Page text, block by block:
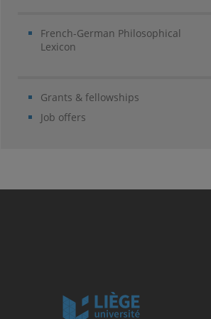
French-German Philosophical
Lexicon
Grants & fellowships
Job offers